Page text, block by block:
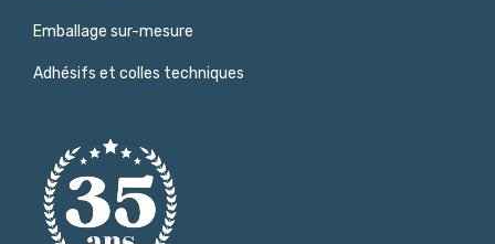
Emballage sur-mesure
Adhésifs et colles techniques